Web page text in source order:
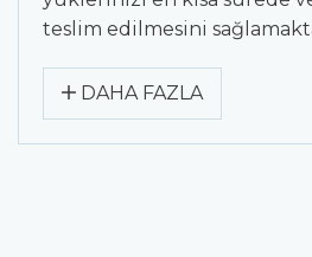
teslim edilmesini
DAHA FAZLA